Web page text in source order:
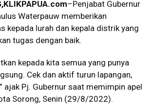
,KLIKPAPUA.com–Penjabat Gubernur
Waterpauw memberikan
kepada lurah dan kepala distrik yang
tugas dengan baik.
kepada kita semua yang punya
Cek dan aktif turun lapangan,
ajak Pj. Gubernur saat memimpin apel
Sorong, Senin (29/8/2022).